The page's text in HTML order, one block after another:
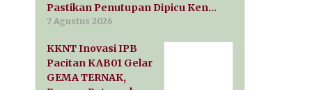
Pastikan Penutupan Dipicu Ken…
7 Agustus 2026
KKNT Inovasi IPB
Pacitan KAB01 Gelar
GEMA TERNAK,